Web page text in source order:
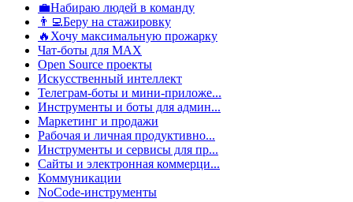
💼Набираю людей в команду
👨‍💻Беру на стажировку
🔥Хочу максимальную прожарку
Чат-боты для MAX
Open Source проекты
Искусственный интеллект
Телеграм-боты и мини-приложе...
Инструменты и боты для админ...
Маркетинг и продажи
Рабочая и личная продуктивно...
Инструменты и сервисы для пр...
Сайты и электронная коммерци...
Коммуникации
NoCode-инструменты